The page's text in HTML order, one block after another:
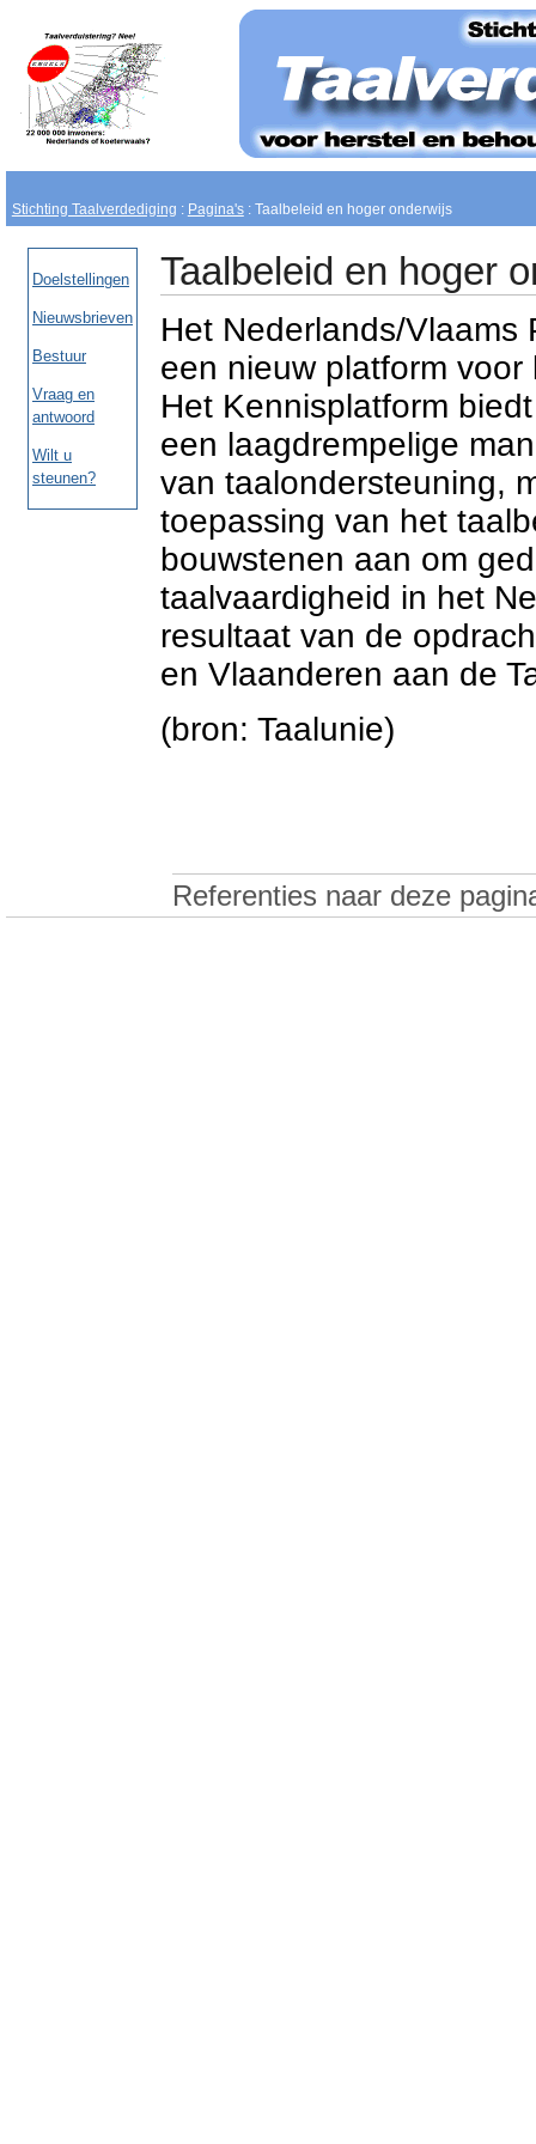
Stichting Taalverdediging : Pagina's: Taalbeleid en hoger onderwijs
Doelstellingen
Nieuwsbrieven
Bestuur
Vraag en
antwoord
Wilt u
steunen?
Taalbeleid en hoger
Het Nederlands/Vlaams
een nieuw platform
Het Kennisplatform
een laagdrempelige
van taalondersteuning,
toepassing van het
bouwstenen aan om
taalvaardigheid in het
resultaat van de
en Vlaanderen aan de
(bron: Taalunie)
Referenties naar deze